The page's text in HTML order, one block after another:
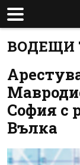
ВОДЕЩИ
София с
Вълка